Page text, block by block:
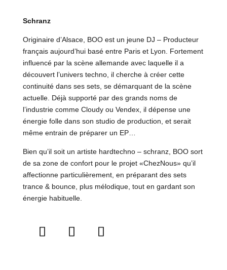
Schranz
Originaire d’Alsace, BOO est un jeune DJ – Producteur
français aujourd’hui basé entre Paris et Lyon. Fortement
influencé par la scène allemande avec laquelle il a
découvert l’univers techno, il cherche à créer cette
continuité dans ses sets, se démarquant de la scène
actuelle. Déjà supporté par des grands noms de
l’industrie comme Cloudy ou Vendex, il dépense une
énergie folle dans son studio de production, et serait
même entrain de préparer un EP…
Bien qu’il soit un artiste hardtechno – schranz, BOO sort
de sa zone de confort pour le projet «ChezNous» qu’il
affectionne particulièrement, en préparant des sets
trance & bounce, plus mélodique, tout en gardant son
énergie habituelle.